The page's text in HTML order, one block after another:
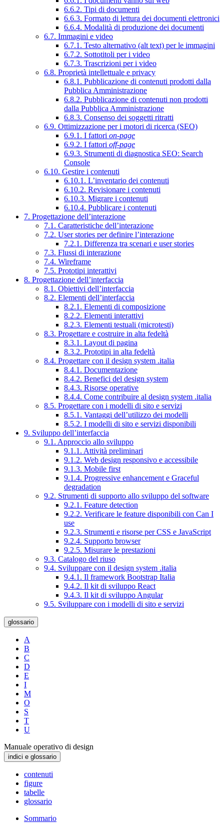
6.6.2. Tipi di documenti
6.6.3. Formato di lettura dei documenti elettronici
6.6.4. Modalità di produzione dei documenti
6.7. Immagini e video
6.7.1. Testo alternativo (alt text) per le immagini
6.7.2. Sottotitoli per i video
6.7.3. Trascrizioni per i video
6.8. Proprietà intellettuale e privacy
6.8.1. Pubblicazione di contenuti prodotti dalla
Pubblica Amministrazione
6.8.2. Pubblicazione di contenuti non prodotti
dalla Pubblica Amministrazione
6.8.3. Consenso dei soggetti ritratti
6.9. Ottimizzazione per i motori di ricerca (SEO)
6.9.1. I fattori on-page
6.9.2. I fattori off-page
6.9.3. Strumenti di diagnostica SEO: Search
Console
6.10. Gestire i contenuti
6.10.1. L’inventario dei contenuti
6.10.2. Revisionare i contenuti
6.10.3. Migrare i contenuti
6.10.4. Pubblicare i contenuti
7. Progettazione dell’interazione
7.1. Caratteristiche dell’interazione
7.2. User stories per definire l’interazione
7.2.1. Differenza tra scenari e user stories
7.3. Flussi di interazione
7.4. Wireframe
7.5. Prototipi interattivi
8. Progettazione dell’interfaccia
8.1. Obiettivi dell’interfaccia
8.2. Elementi dell’interfaccia
8.2.1. Elementi di composizione
8.2.2. Elementi interattivi
8.2.3. Elementi testuali (microtesti)
8.3. Progettare e costruire in alta fedeltà
8.3.1. Layout di pagina
8.3.2. Prototipi in alta fedeltà
8.4. Progettare con il design system .italia
8.4.1. Documentazione
8.4.2. Benefici del design system
8.4.3. Risorse operative
8.4.4. Come contribuire al design system .italia
8.5. Progettare con i modelli di sito e servizi
8.5.1. Vantaggi dell’utilizzo dei modelli
8.5.2. I modelli di sito e servizi disponibili
9. Sviluppo dell’interfaccia
9.1. Approccio allo sviluppo
9.1.1. Attività preliminari
9.1.2. Web design responsivo e accessibile
9.1.3. Mobile first
9.1.4. Progressive enhancement e Graceful
degradation
9.2. Strumenti di supporto allo sviluppo del software
9.2.1. Feature detection
9.2.2. Verificare le feature disponibili con Can I
use
9.2.3. Strumenti e risorse per CSS e JavaScript
9.2.4. Supporto browser
9.2.5. Misurare le prestazioni
9.3. Catalogo del riuso
9.4. Sviluppare con il design system .italia
9.4.1. Il framework Bootstrap Italia
9.4.2. Il kit di sviluppo React
9.4.3. Il kit di sviluppo Angular
9.5. Sviluppare con i modelli di sito e servizi
glossario
A
B
C
D
E
I
M
O
S
T
U
Manuale operativo di design
indici e glossario
contenuti
figure
tabelle
glossario
Sommario